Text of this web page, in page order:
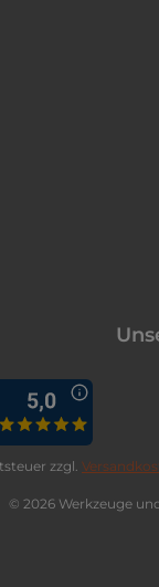
zzgl.
© 2026 Werkzeuge